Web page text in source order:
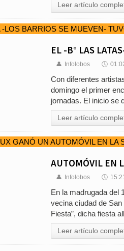
Leer artículo
EL -B° LAS
👤 Infolobos 🕔
Con diferentes
domingo el primer
jornadas. El inicio se
Leer artículo
AUTOMÓVIL EN
👤 Infolobos 🕔
En la madrugada del
vecina ciudad de
Fiesta”, dicha fiesta
Leer artículo